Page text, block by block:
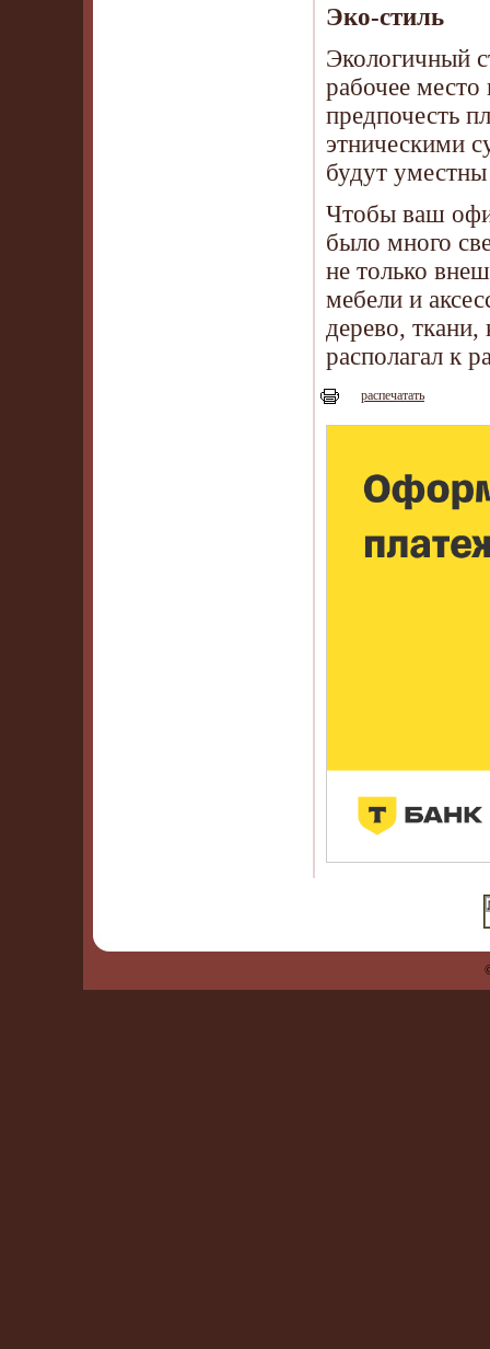
Эко-стиль
Экологичный
рабочее место
предпочесть
этническими
будут
Чтобы ваш
было много
не только
мебели и
дерево,
располагал к
распечатать